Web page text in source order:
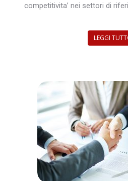
competitivita’ nei settori di
LEGGI